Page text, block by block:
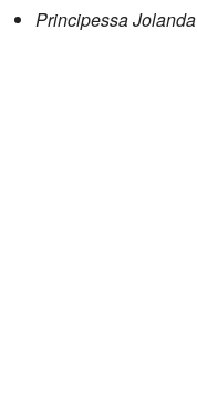
Principessa Jolanda